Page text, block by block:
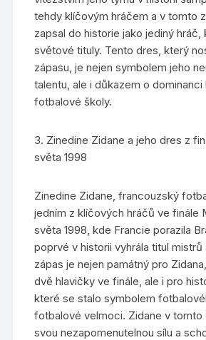
tehdy klíčovým hráčem a v tomto
zapsal do historie jako jediný hráč,
světové tituly. Tento dres, který
zápasu, je nejen symbolem jeho
talentu, ale i důkazem o dominanci
fotbalové školy.
3. Zinedine Zidane a jeho dres z
světa 1998
Zinedine Zidane, francouzský
jedním z klíčových hráčů ve finále
světa 1998, kde Francie porazila
poprvé v historii vyhrála titul
zápas je nejen památný pro
dvě hlavičky ve finále, ale i pro
které se stalo symbolem
fotbalové velmoci. Zidane v tomto
svou nezapomenutelnou sílu a